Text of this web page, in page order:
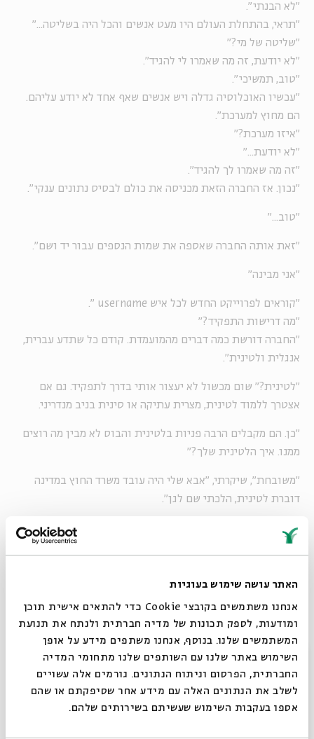
האתר עושה שימוש בעוגיות
אנחנו משתמשים בקובצי Cookie כדי להתאים אישית תוכן
ומודעות, לספק תכונות של מדיה חברתית ולנתח את תנועת
המשתמשים שלנו. בנוסף, אנחנו משתפים מידע על אופן
השימוש באתר שלנו עם השותפים שלנו מתחומי המדיה
החברתית, הפרסום וניתוח הנתונים. גורמים אלה עשויים
לשלב את הנתונים האלה עם מידע אחר שסיפקתם או שהם
אספו בעקבות השימוש שעשיתם בשירותים שלהם.
"לא הבנתי".
"תראי, בהתחלת העולם היו מעט אנשים והכל היה בשליטה..."
"שליטה של מי?"
"לא יודעת, זה מה שאמרו לי להגיד".
"טוב, תמשיכי".
"עכשיו האוכלוסיה גדלה ויש אנשים שאף אחד לא יודע עליהם.
הם מחוץ למערכת".
"איזו מערכת?"
"לא יודעת..."
"זה מה שאמרו לך להגיד".
"נכון. אז החברה הזאת מכניסה את כולם לבסיס נתונים ענקי".
"טוב..."
"זאת אותה החברה שאספה את שמות הנספים עבור יד ושם".
"אני מבינה"
"קוראים לפרוייקט החדש לכל איש username
".
"מה דרישות התפקיד?"
"החברה דורשת כמה דברים מהמועמדת. קודם כל שתדע עברית,
אנגלית ולטינית".
"לטינית?" שום מכשול לא יעצור אותי בדרך לתפקיד. גם אם
אצטרך ללמוד לטינית, מצרית עתיקה או סינית בניב מנדריני.
"כן. הם מקבלים הרבה פניות בלטינית והבוס לא מבין מה רוצים
ממנו. איך הלטינית שלך?"
"משובחת", שיקרתי, "אבא שלי היה עובד משרד החוץ במדינה
דוברת לטינית, הלכתי שם לגן".
"יש מדינה דוברת לטינית?"
שיט.
"חֹפֵר גּוּמָּץ - בּוֹ יִפּוֹל"אני מצטטת לעצמי מהיכן שהוא
"איזה?"
"הממ... הותיקן, לא?"
סגור